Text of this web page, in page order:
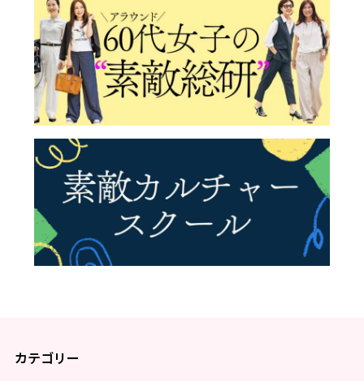
カテゴリー